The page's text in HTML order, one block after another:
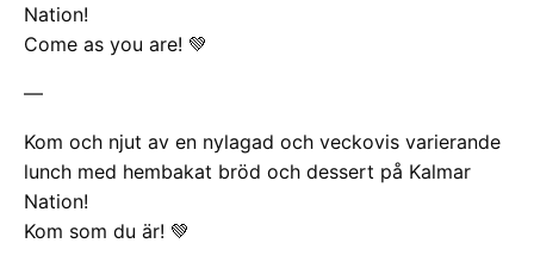
Nation!
Come as you are! 💚
—
Kom och njut av en nylagad och veckovis varierande
lunch med hembakat bröd och dessert på Kalmar
Nation!
Kom som du är! 💚